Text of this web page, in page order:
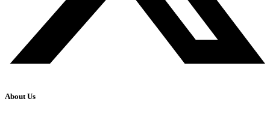
About Us